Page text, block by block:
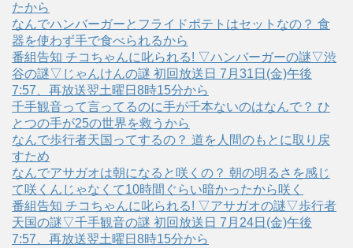
たから
なんでハンバーガーとフライドポテトはセットなの？ 食
器を使わず手で食べられるから
番組告知 チコちゃんに叱られる! ▽ハンバーガーの謎▽渋
谷の謎▽じゃんけんの謎 初回放送日 7月31日(金)午後
7:57、再放送翌土曜日8時15分から
千手観音って言ってるのに手が千本ないのはなんで？ ひ
とつの手が25の世界を救うから
なんで歩行者天国ってするの？ 道を人間のもとに取り戻
すため
なんでアサガオは朝になると咲くの？ 朝の明るさを感じ
て咲くんじゃなくて10時間ぐらい暗かったから咲く
番組告知 チコちゃんに叱られる! ▽アサガオの謎▽歩行者
天国の謎▽千手観音の謎 初回放送日 7月24日(金)午後
7:57、再放送翌土曜日8時15分から